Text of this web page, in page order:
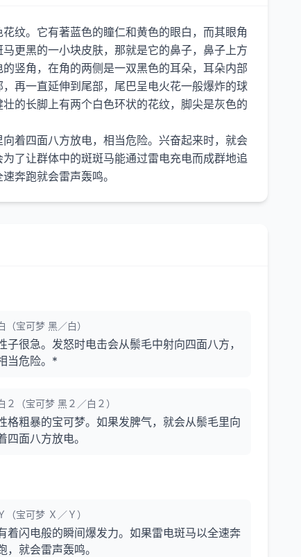
纹。它有著蓝色的瞳仁和黄色的眼白，而其眼角
更黑的一小块皮肤，那就是它的鼻子，鼻子上方
竖角，在角的两侧是一双黑色的耳朵，耳朵内部
再一直延伸到尾部，尾巴呈电火花一般爆炸的球
的长脚上有两个白色环状的花纹，脚尖是灰色的
着四面八方放电，相当危险。兴奋起来时，就会
了让群体中的斑斑马能通过雷电充电而成群地追
（宝可梦 黑／白）
子很急。发怒时电击会从鬃毛中射向四面八方，
当危险。*
２（宝可梦 黑２／白２）
格粗暴的宝可梦。如果发脾气，就会从鬃毛里向
四面八方放电。
（宝可梦 Ｘ／Ｙ）
着闪电般的瞬间爆发力。如果雷电斑马以全速奔
，就会雷声轰鸣。